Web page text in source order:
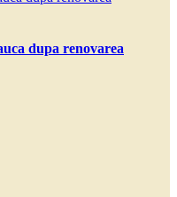
dupa renovarea